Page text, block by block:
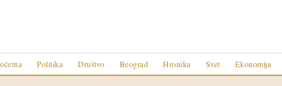
Politika Društvo Beograd Hronika Svet Ekonomija